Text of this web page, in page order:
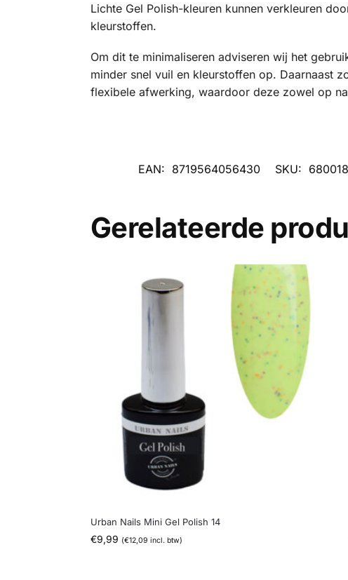
Lichte Gel Polish-kleuren kunnen verkleuren
kleurstoffen.
Om dit te minimaliseren adviseren wij het
minder snel vuil en kleurstoffen op. Daarnaast
flexibele afwerking, waardoor deze zowel op
EAN: 8719564056430 SKU:
Gerelateerde
Urban Nails Mini Gel Polish 14
€9,99 (€12,09 incl. btw)